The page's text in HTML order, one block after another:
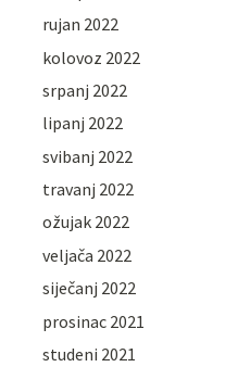
rujan 2022
kolovoz 2022
srpanj 2022
lipanj 2022
svibanj 2022
travanj 2022
ožujak 2022
veljača 2022
siječanj 2022
prosinac 2021
studeni 2021